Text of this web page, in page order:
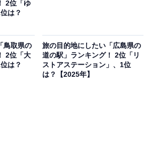
戸内だと四国への入口なので、景色
（50代女性／栃木県）といった声が
2位「ゆ
は？
鳥取県の
2位「大
は？
旅の目的地にしたい「広島県の
道の駅」ランキング！ 2位「リ
ストアステーション」、1位
は？【2025年】